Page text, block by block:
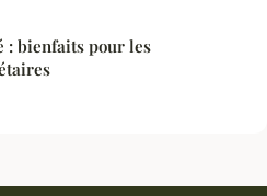
: bienfaits pour les